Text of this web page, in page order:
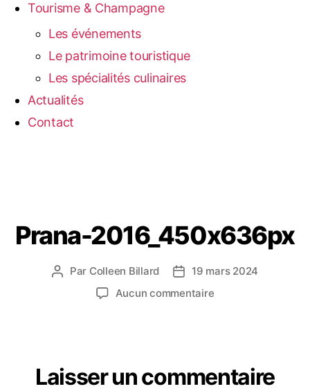
Tourisme & Champagne
Les événements
Le patrimoine touristique
Les spécialités culinaires
Actualités
Contact
Prana-2016_450x636px
Par Colleen Billard
19 mars 2024
Aucun commentaire
Laisser un commentaire